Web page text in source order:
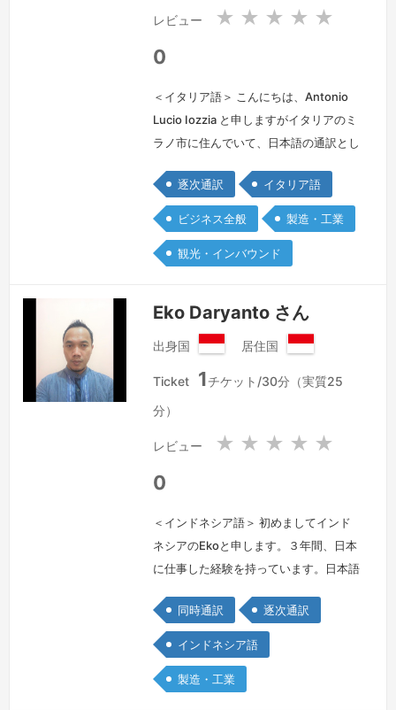
共
共
レビュー ★ ★ ★ ★ ★
0
＜イタリア語＞ こんにちは、Antonio
Lucio Iozzia と申しますがイタリアのミ
ラノ市に住んでいて、日本語の通訳とし
でいろいろな業界に経験があります:
機械、ファッション、靴、宝石、などに
通訳としてサポートしたことがありま
す。下記のリンクのご使用をいただけれ
是非私のホームページをご覧ください。
よろしくお願いします…
逐次通訳 イタリア語
ビジネス全般 製造・工業
観光・インバウンド
Eko Daryanto さん
出身国
ン
シ
国
居住国
ン
シ
国
Ticket 1チケット/30分（実質25
分）
レビュー ★ ★ ★ ★ ★
0
＜インドネシア語＞ 初めましてインド
ネシアのEkoと申します。３年間、日本
に仕事した経験を持っています。日本語
訳をやっています。それ以外、建設業界
は１年間経験を持っています。よろしく
お願いいたします。続きを見る »
同時通訳 逐次通訳
インドネシア語
製造・工業